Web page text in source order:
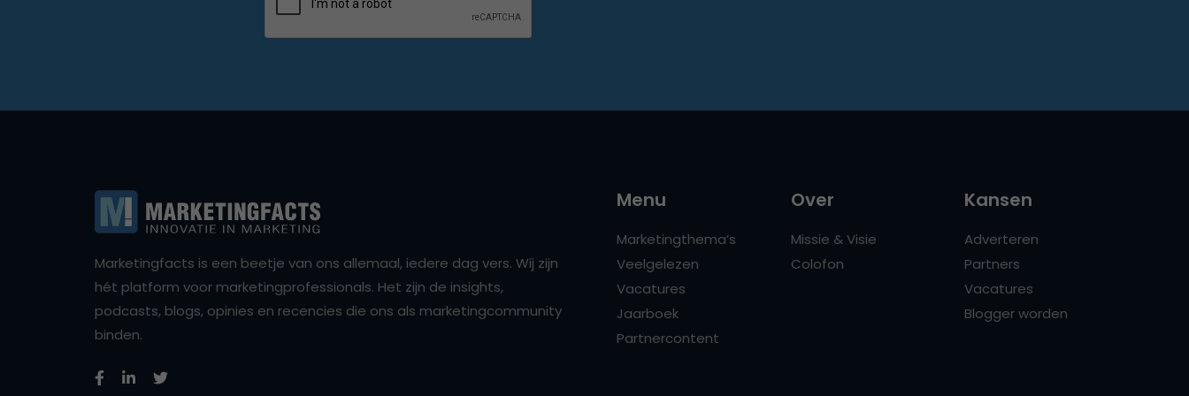
Marketingfacts is een beetje van ons allemaal, iedere dag vers. Wij zijn
hét platform voor marketingprofessionals. Het zijn de insights,
podcasts, blogs, opinies en recencies die ons als marketingcommunity
binden.
Menu
Marketingthema’s
Veelgelezen
Vacatures
Jaarboek
Partnercontent
Over
Missie & Visie
Colofon
Kansen
Adverteren
Partners
Vacatures
Blogger worden